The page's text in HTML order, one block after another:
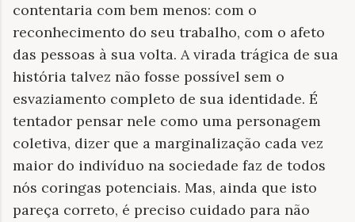
contentaria com bem menos: com o
reconhecimento do seu trabalho, com o afeto
das pessoas à sua volta. A virada trágica de sua
história talvez não fosse possível sem o
esvaziamento completo de sua identidade. É
tentador pensar nele como uma personagem
coletiva, dizer que a marginalização cada vez
maior do indivíduo na sociedade faz de todos
nós coringas potenciais. Mas, ainda que isto
pareça correto, é preciso cuidado para não